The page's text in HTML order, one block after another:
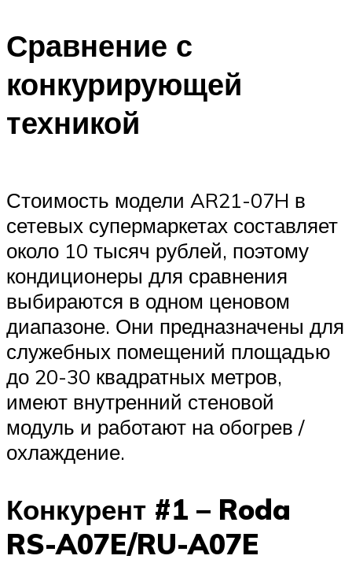
Сравнение с
конкурирующей
техникой
Стоимость модели AR21-07H в
сетевых супермаркетах составляет
около 10 тысяч рублей, поэтому
кондиционеры для сравнения
выбираются в одном ценовом
диапазоне. Они предназначены для
служебных помещений площадью
до 20-30 квадратных метров,
имеют внутренний стеновой
модуль и работают на обогрев /
охлаждение.
Конкурент #1 – Roda
RS-A07E/RU-A07E